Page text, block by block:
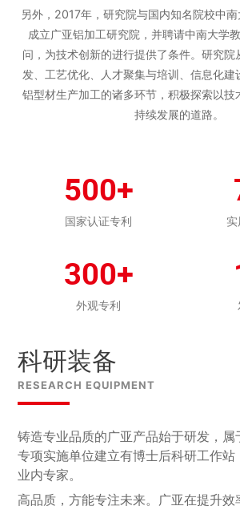
另外，2017年，研究院与国内知名院校中南
成立广亚铝加工研究院，并聘请中南大学
问，为技术创新的进行提供了条件。研究院
发、工艺优化、人才聚集与培训、信息化建
铝型材生产加工的诸多环节，积极探索以技
持续发展的道路。
500+
国家认证专利
300+
外观专利
科研装备
RESEARCH EQUIPMENT
铸造专业品质的广亚产品始于研发，
专项实施单位建立有博士后科研工作站
业内专家。
高品质，方能专注未来。广亚在提升